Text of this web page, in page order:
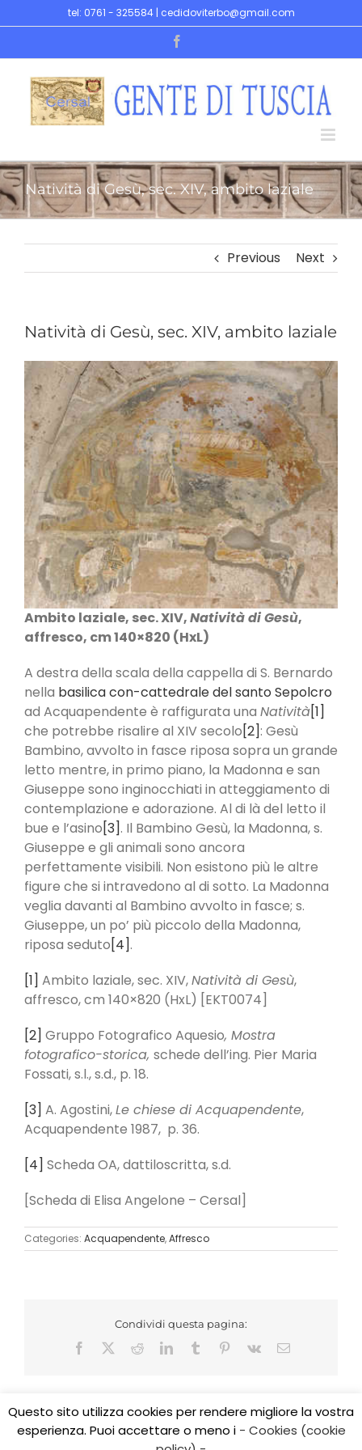
to
tel: 0761 - 325584 | cedidoviterbo@gmail.com
Natività di Gesù, sec. XIV, ambito laziale
Previous Next
Natività di Gesù, sec. XIV, ambito laziale
Ambito laziale, sec. XIV,Natività di Gesù,
affresco, cm 140×820 (HxL)
A destra della scala della cappella di S. Bernardo
nella basilica con-cattedrale del santo Sepolcro
ad Acquapendente è raffigurata una Natività[1]
che potrebbe risalire al XIV secolo[2]: Gesù
Bambino, avvolto in fasce riposa sopra un grande
letto mentre, in primo piano, la Madonna e san
Giuseppe sono inginocchiati in atteggiamento di
contemplazione e adorazione. Al di là del letto il
bue e l’asino[3]. Il Bambino Gesù, la Madonna, s.
Giuseppe e gli animali sono ancora
perfettamente visibili. Non esistono più le altre
figure che si intravedono al di sotto. La Madonna
veglia davanti al Bambino avvolto in fasce; s.
Giuseppe, un po’ più piccolo della Madonna,
riposa seduto[4].
[1] Ambito laziale, sec. XIV,Natività di Gesù,
affresco, cm 140×820 (HxL) [EKT0074]
[2] Gruppo Fotografico Aquesio, Mostra
fotografico-storica, schede dell’ing. Pier Maria
Fossati, s.l., s.d., p. 18.
[3] A. Agostini,Le chiese di Acquapendente,
Acquapendente 1987, p. 36.
[4] Scheda OA, dattiloscritta, s.d.
[Scheda di Elisa Angelone – Cersal]
Categories: Acquapendente,Affresco
Condividi questa pagina:
Facebook
RedditLinkedInTumblr Pinterest
Vk Email
Copyright 2017 CEDIDO v.2.3 | All Rights Reserved | Tel.
Questo sito utilizza cookies per rendere migliore la vostra
esperienza. Puoi accettare o meno i - Cookies (cookie